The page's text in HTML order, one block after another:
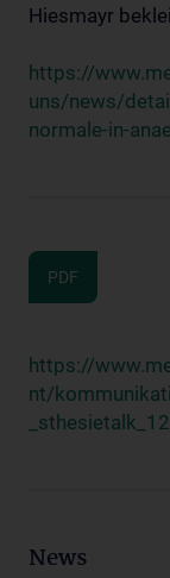
Hiesmayr
https://
uns/news/
normale-in-
PDF
https://
nt/
News